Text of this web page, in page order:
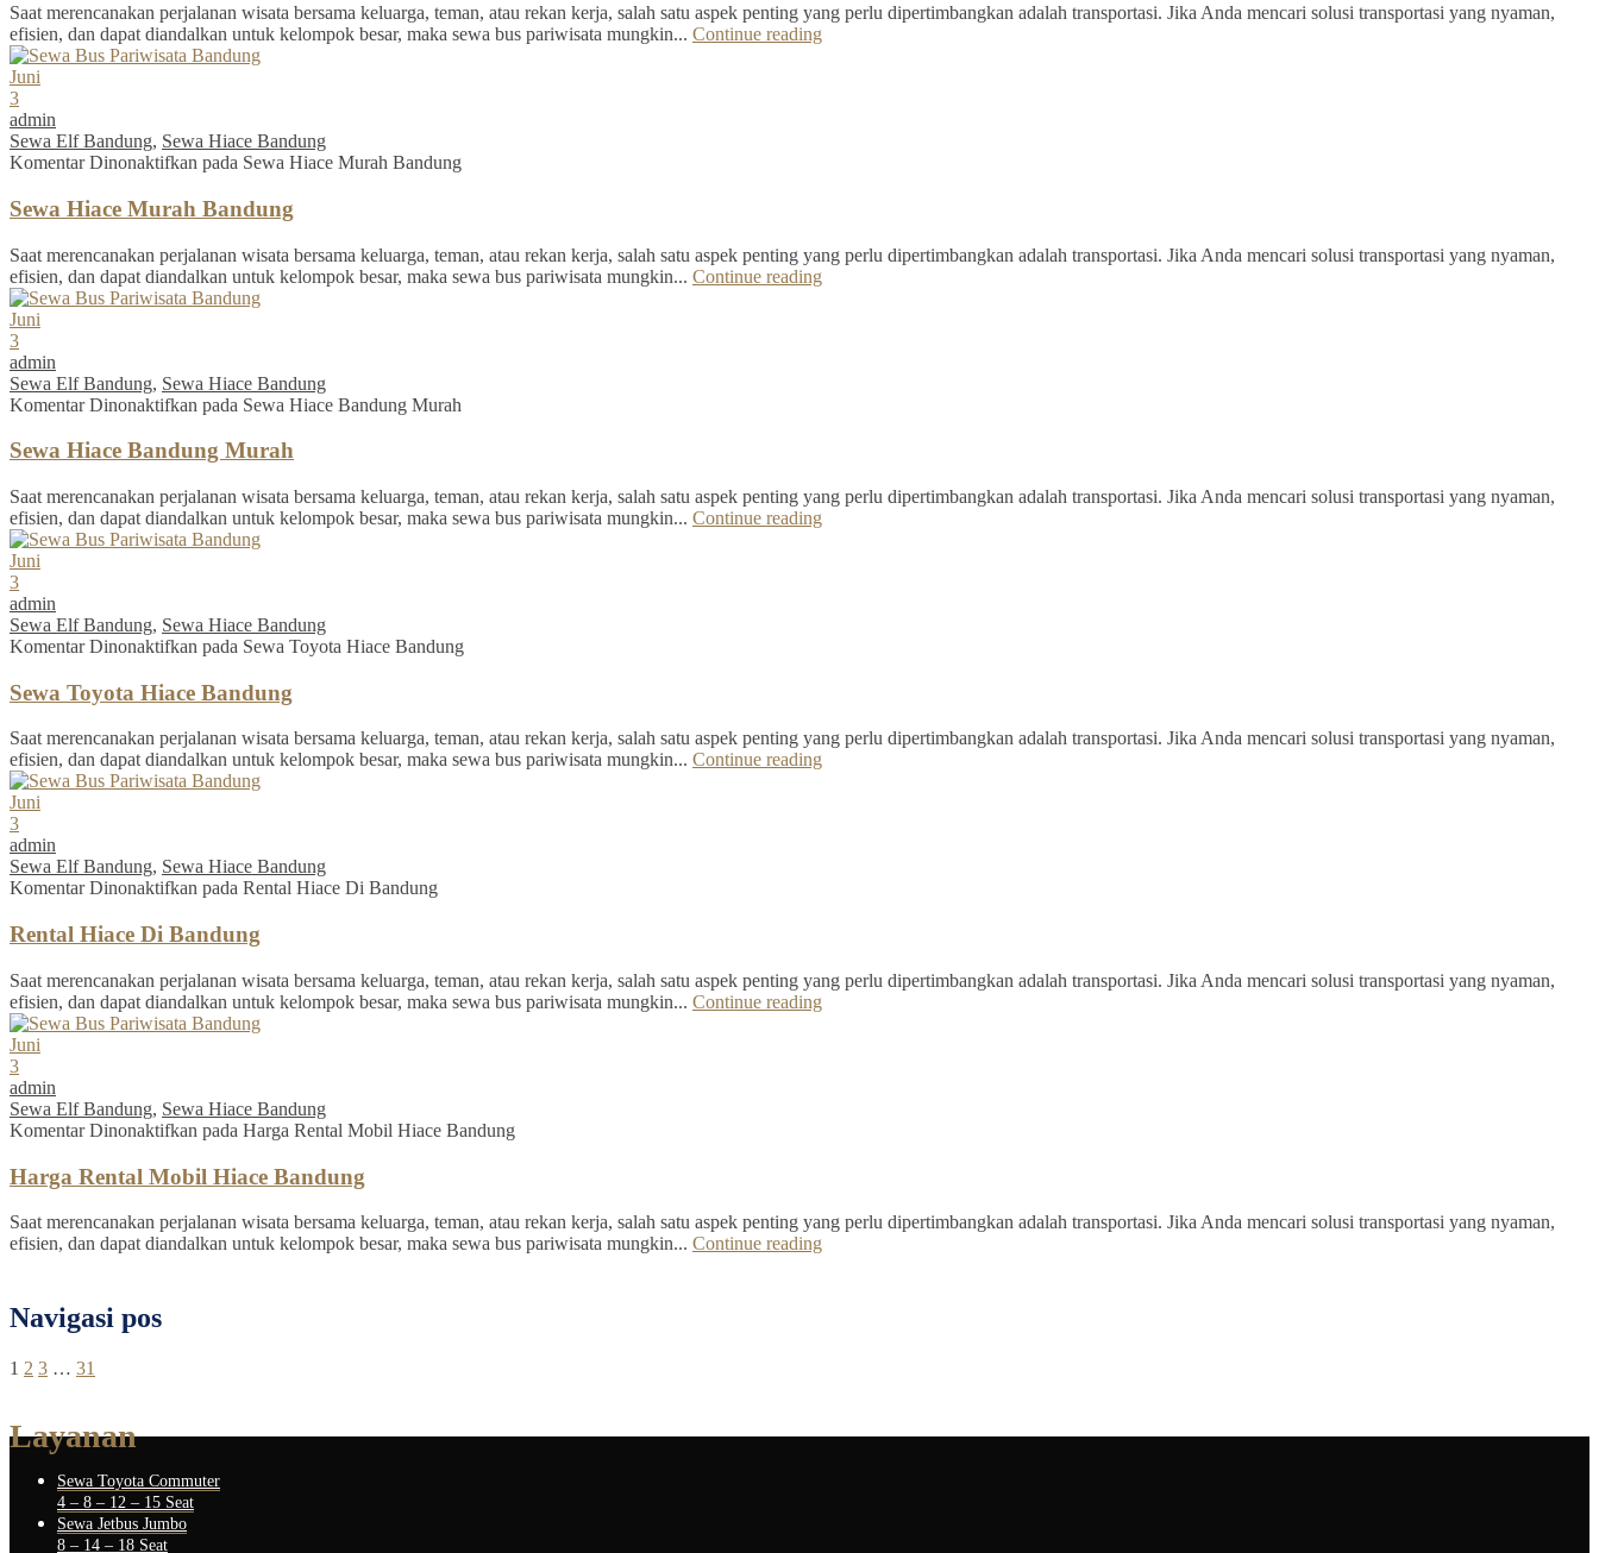
Saat merencanakan perjalanan wisata bersama keluarga, teman, atau rekan kerja, salah satu aspek penting yang perlu dipertimbangkan adalah transportasi. Jika Anda mencari solusi transportasi yang nyaman,
efisien, dan dapat diandalkan untuk kelompok besar, maka sewa bus pariwisata mungkin... Continue reading
Juni
3
admin
Sewa Elf Bandung, Sewa Hiace Bandung
Komentar Dinonaktifkan pada Sewa Hiace Murah Bandung
Sewa Hiace Murah Bandung
Saat merencanakan perjalanan wisata bersama keluarga, teman, atau rekan kerja, salah satu aspek penting yang perlu dipertimbangkan adalah transportasi. Jika Anda mencari solusi transportasi yang nyaman,
efisien, dan dapat diandalkan untuk kelompok besar, maka sewa bus pariwisata mungkin... Continue reading
Juni
3
admin
Sewa Elf Bandung, Sewa Hiace Bandung
Komentar Dinonaktifkan pada Sewa Hiace Bandung Murah
Sewa Hiace Bandung Murah
Saat merencanakan perjalanan wisata bersama keluarga, teman, atau rekan kerja, salah satu aspek penting yang perlu dipertimbangkan adalah transportasi. Jika Anda mencari solusi transportasi yang nyaman,
efisien, dan dapat diandalkan untuk kelompok besar, maka sewa bus pariwisata mungkin... Continue reading
Juni
3
admin
Sewa Elf Bandung, Sewa Hiace Bandung
Komentar Dinonaktifkan pada Sewa Toyota Hiace Bandung
Sewa Toyota Hiace Bandung
Saat merencanakan perjalanan wisata bersama keluarga, teman, atau rekan kerja, salah satu aspek penting yang perlu dipertimbangkan adalah transportasi. Jika Anda mencari solusi transportasi yang nyaman,
efisien, dan dapat diandalkan untuk kelompok besar, maka sewa bus pariwisata mungkin... Continue reading
Juni
3
admin
Sewa Elf Bandung, Sewa Hiace Bandung
Komentar Dinonaktifkan pada Rental Hiace Di Bandung
Rental Hiace Di Bandung
Saat merencanakan perjalanan wisata bersama keluarga, teman, atau rekan kerja, salah satu aspek penting yang perlu dipertimbangkan adalah transportasi. Jika Anda mencari solusi transportasi yang nyaman,
efisien, dan dapat diandalkan untuk kelompok besar, maka sewa bus pariwisata mungkin... Continue reading
Juni
3
admin
Sewa Elf Bandung, Sewa Hiace Bandung
Komentar Dinonaktifkan pada Harga Rental Mobil Hiace Bandung
Harga Rental Mobil Hiace Bandung
Saat merencanakan perjalanan wisata bersama keluarga, teman, atau rekan kerja, salah satu aspek penting yang perlu dipertimbangkan adalah transportasi. Jika Anda mencari solusi transportasi yang nyaman,
efisien, dan dapat diandalkan untuk kelompok besar, maka sewa bus pariwisata mungkin... Continue reading
Navigasi pos
1 2 3 … 31
Layanan
Sewa Toyota Commuter
4 – 8 – 12 – 15 Seat
Sewa Jetbus Jumbo
8 – 14 – 18 Seat